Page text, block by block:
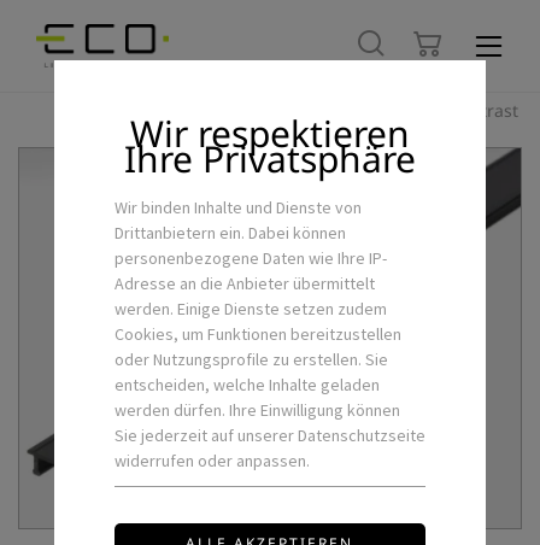
Hoher Kontrast
Wir respektieren
Ihre Privatsphäre
Wir binden Inhalte und Dienste von
Drittanbietern ein. Dabei können
personenbezogene Daten wie Ihre IP-
Adresse an die Anbieter übermittelt
werden. Einige Dienste setzen zudem
Cookies, um Funktionen bereitzustellen
oder Nutzungsprofile zu erstellen. Sie
entscheiden, welche Inhalte geladen
werden dürfen. Ihre Einwilligung können
Sie jederzeit auf unserer Datenschutzseite
widerrufen oder anpassen.